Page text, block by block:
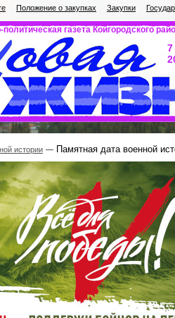
Положение о закупках Закупки
газета Койгородского
7
истории Памятная дата военной